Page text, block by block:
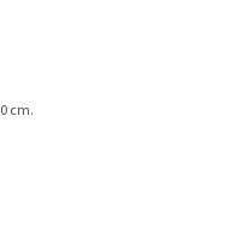
cm.